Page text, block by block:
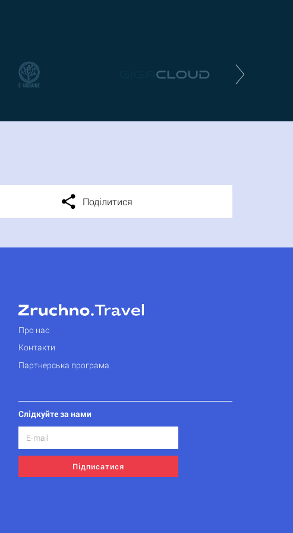
Поділитися
Про нас
Контакти
Партнерська програма
Слідкуйте за нами
Підписатися